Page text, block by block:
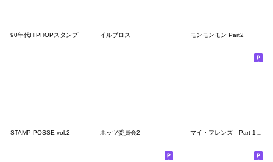
90年代HIPHOPスタンプ イルブロス モンモンモン Part2
STAMP POSSE vol.2 ホッツ委員会2 マイ・フレンズ Part-1 日本語バージョン